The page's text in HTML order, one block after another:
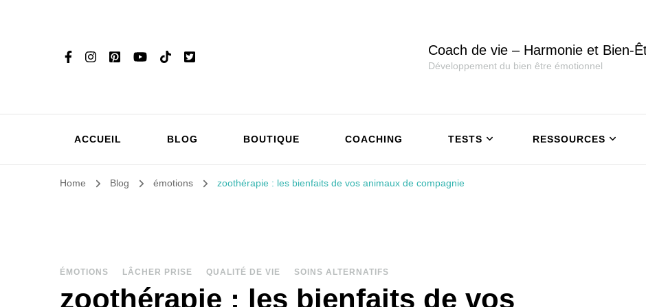
Coach de vie – Harmonie et Bien-
Développement du bien être émotionnel
ACCUEIL BLOG BOUTIQUE COACHING TESTS RESSOURCES
Home Blog émotions zoothérapie : les bienfaits de vos animaux de compagnie
ÉMOTIONS LÂCHER PRISE QUALITÉ DE VIE SOINS ALTERNATIFS
zoothérapie : les bienfaits de vos